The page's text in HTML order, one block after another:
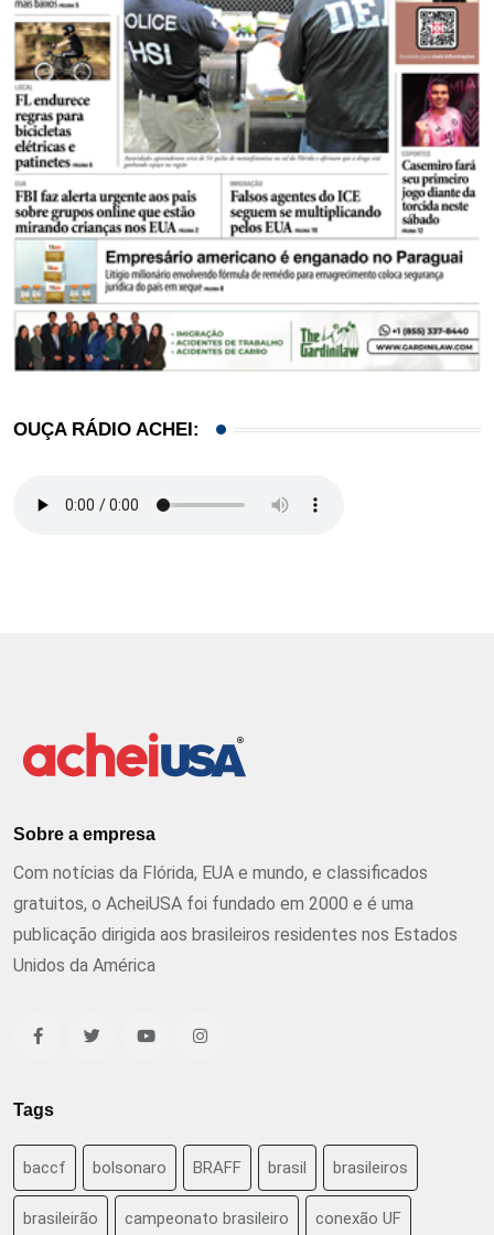
OUÇA RÁDIO ACHEI:
Sobre a empresa
Com notícias da Flórida, EUA e mundo, e classificados
gratuitos, o AcheiUSA foi fundado em 2000 e é uma
publicação dirigida aos brasileiros residentes nos Estados
Unidos da América
Tags
baccf bolsonaro BRAFF brasil brasileiros
brasileirão campeonato brasileiro conexão UF